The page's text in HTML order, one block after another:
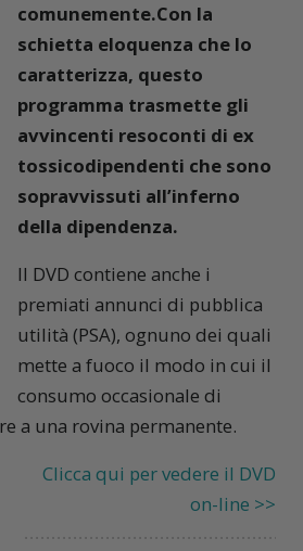
comunemente.Con la
schietta eloquenza che lo
caratterizza, questo
programma trasmette gli
avvincenti resoconti di ex
tossicodipendenti che sono
sopravvissuti all’inferno
della dipendenza.
Il DVD contiene anche i
premiati annunci di pubblica
utilità (PSA), ognuno dei quali
mette a fuoco il modo in cui il
consumo occasionale di
a una rovina permanente.
Clicca qui per vedere il DVD
on-line >>